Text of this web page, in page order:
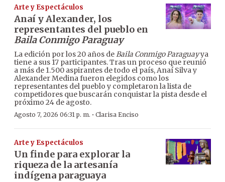
Arte y Espectáculos
Anaí y Alexander, los
representantes del pueblo en
Baila Conmigo Paraguay
La edición por los 20 años deBaila Conmigo Paraguayya
tiene a sus 17 participantes. Tras un proceso que reunió
a más de 1.500 aspirantes de todo el país, Anaí Silva y
Alexander Medina fueron elegidos como los
representantes del pueblo y completaron la lista de
competidores que buscarán conquistar la pista desde el
próximo 24 de agosto.
Agosto 7, 2026 06:31 p. m. · Clarisa Enciso
Arte y Espectáculos
Un finde para explorar la
riqueza de la artesanía
indígena paraguaya